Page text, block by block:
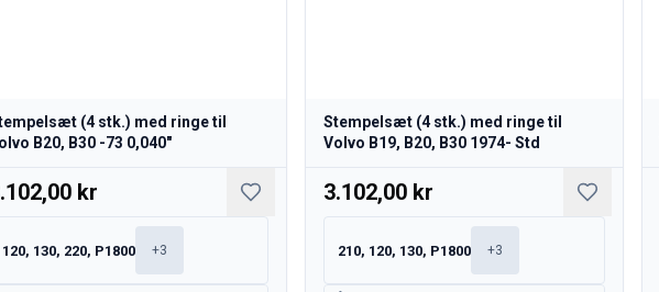
(4 stk.) med ringe til
B20, B30 -73 0,040"
kr
120, 130, 220, P1800 +3
Stempelsæt (4 stk.) med ringe til
Volvo B19, B20, B30 1974- Std
3.102,00 kr
210, 120, 130, P1800 +3